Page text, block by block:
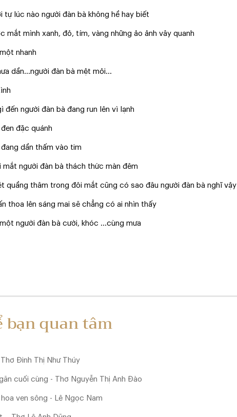
tự lúc nào người đàn bà không hề hay biết
mắt mình xanh, đỏ, tím, vàng những ảo ảnh vây quanh
nhanh
dần...người đàn bà mệt mỏi...
tình
đến người đàn bà đang run lên vì lạnh
đặc quánh
dần thấm vào tim
người đàn bà thách thức màn đêm
quầng thâm trong đôi mắt cũng có sao đâu người đàn bà nghĩ vậy
thoa lên sáng mai sẽ chẳng có ai nhìn thấy
người đàn bà cười, khóc ...cùng mưa
bạn quan tâm
Đinh Thị Như Thúy
cuối cùng - Thơ Nguyễn Thị Anh Đào
hoa ven sông - Lê Ngọc Nam